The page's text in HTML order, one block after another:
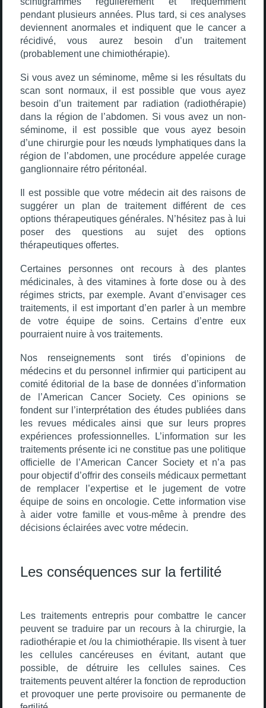
pendant plusieurs années. Plus tard, si ces analyses
deviennent anormales et indiquent que le cancer a
récidivé, vous aurez besoin d’un traitement
(probablement une chimiothérapie).
Si vous avez un séminome, même si les résultats du
scan sont normaux, il est possible que vous ayez
besoin d’un traitement par radiation (radiothérapie)
dans la région de l’abdomen. Si vous avez un non-
séminome, il est possible que vous ayez besoin
d’une chirurgie pour les nœuds lymphatiques dans la
région de l’abdomen, une procédure appelée curage
ganglionnaire rétro péritonéal.
Il est possible que votre médecin ait des raisons de
suggérer un plan de traitement différent de ces
options thérapeutiques générales. N’hésitez pas à lui
poser des questions au sujet des options
thérapeutiques offertes.
Certaines personnes ont recours à des plantes
médicinales, à des vitamines à forte dose ou à des
régimes stricts, par exemple. Avant d’envisager ces
traitements, il est important d’en parler à un membre
de votre équipe de soins. Certains d’entre eux
pourraient nuire à vos traitements.
Nos renseignements sont tirés d’opinions de
médecins et du personnel infirmier qui participent au
comité éditorial de la base de données d’information
de l’American Cancer Society. Ces opinions se
fondent sur l’interprétation des études publiées dans
les revues médicales ainsi que sur leurs propres
expériences professionnelles. L’information sur les
traitements présente ici ne constitue pas une politique
officielle de l’American Cancer Society et n’a pas
pour objectif d’offrir des conseils médicaux permettant
de remplacer l’expertise et le jugement de votre
équipe de soins en oncologie. Cette information vise
à aider votre famille et vous-même à prendre des
décisions éclairées avec votre médecin.
Les conséquences sur la fertilité
Les traitements entrepris pour combattre le cancer
peuvent se traduire par un recours à la chirurgie, la
radiothérapie et /ou la chimiothérapie. Ils visent à tuer
les cellules cancéreuses en évitant, autant que
possible, de détruire les cellules saines. Ces
traitements peuvent altérer la fonction de reproduction
et provoquer une perte provisoire ou permanente de